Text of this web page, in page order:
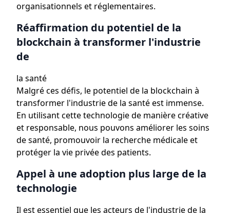
organisationnels et réglementaires.
Réaffirmation du potentiel de la
blockchain à transformer l'industrie
de
la santé
Malgré ces défis, le potentiel de la blockchain à
transformer l'industrie de la santé est immense.
En utilisant cette technologie de manière créative
et responsable, nous pouvons améliorer les soins
de santé, promouvoir la recherche médicale et
protéger la vie privée des patients.
Appel à une adoption plus large de la
technologie
Il est essentiel que les acteurs de l'industrie de la